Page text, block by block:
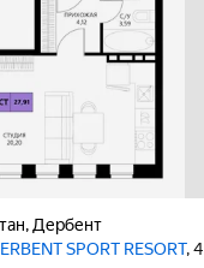
, Дербент
SPORT RESORT,